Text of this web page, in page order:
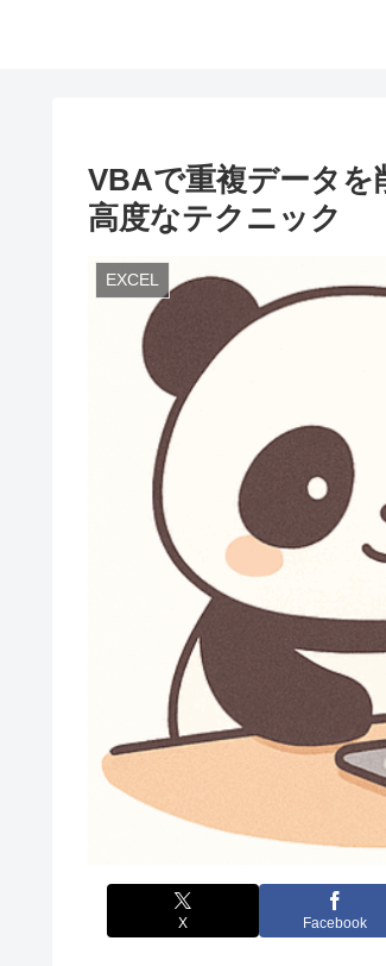
VBAで重複データ
高度なテクニック
EXCEL
X Facebook